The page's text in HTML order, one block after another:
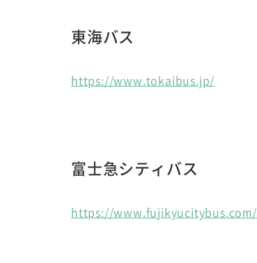
東海バス
https://www.tokaibus.jp/
富士急シティバス
https://www.fujikyucitybus.com/